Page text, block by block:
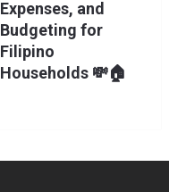
Expenses, and
Budgeting for
Filipino
Households 💸🏠